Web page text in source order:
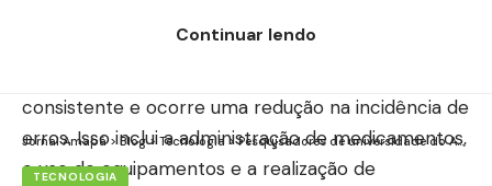
ações. Quando todos na equipe seguem os
consistente e ocorre uma redução na incidência de
erros. Isso inclui a administração de medicamentos,
o uso de equipamentos e a realização de
Continuar lendo
Jornal Amapá> Blog> Tecnologia>Pesquisadores de universidade do Amapá apresentam projeto de tecnologias produtivas para a floresta da região
TECNOLOGIA